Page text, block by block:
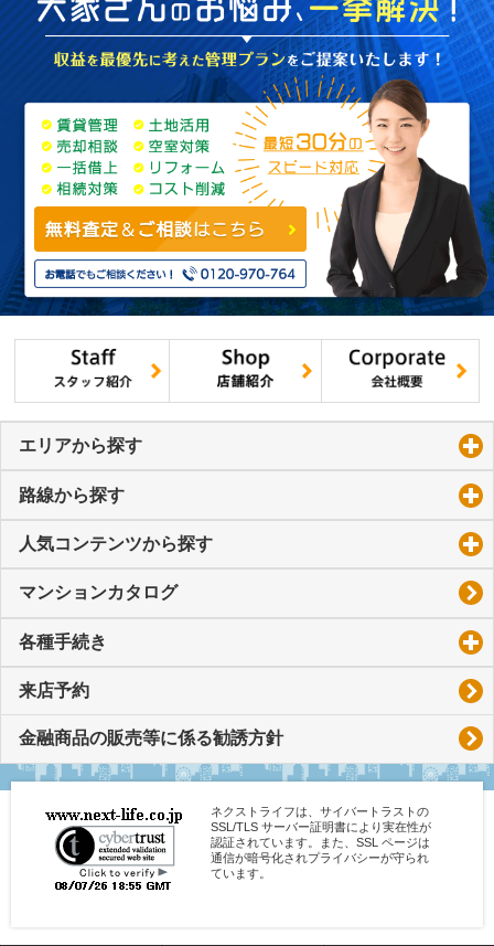
エリアから探す
路線から探す
人気コンテンツから探す
マンションカタログ
各種手続き
来店予約
金融商品の販売等に係る勧誘方針
ネクストライフは、サイバートラストの
SSL/TLS サーバー証明書により実在性が
認証されています。また、SSL ページは
通信が暗号化されプライバシーが守られ
ています。